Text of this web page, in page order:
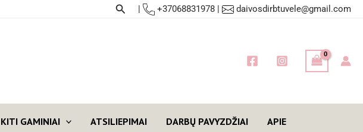
Paieška
| +37068831978 | daivosdirbtuvele@gmail.com
KITI GAMINIAI ATSILIEPIMAI DARBŲ PAVYZDŽIAI APIE